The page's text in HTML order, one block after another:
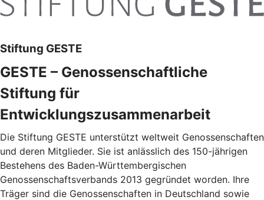
Stiftung GESTE
GESTE – Genossenschaftliche
Stiftung für
Entwicklungszusammenarbeit
Die Stiftung GESTE unterstützt weltweit Genossenschaften
und deren Mitglieder. Sie ist anlässlich des 150-jährigen
Bestehens des Baden-Württembergischen
Genossenschaftsverbands 2013 gegründet worden. Ihre
Träger sind die Genossenschaften in Deutschland sowie